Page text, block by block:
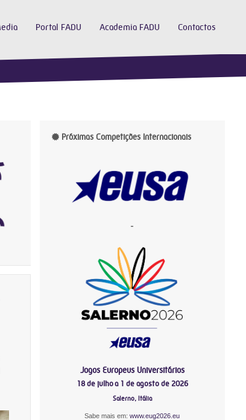
Portal FADU Academia FADU Contactos
Próximas Competições Internacionais
-
Jogos Europeus Universitários
18 de julho a 1 de agosto de 2026
Salerno, Itália
Sabe mais em:www.eug2026.eu